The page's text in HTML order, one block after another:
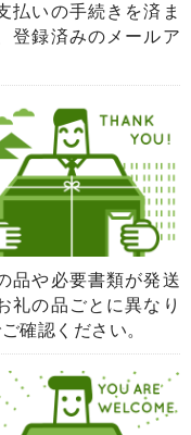
払いの手続きを済ま
登録済みのメールア
品や必要書類が発送
礼の品ごとに異なり
確認ください。